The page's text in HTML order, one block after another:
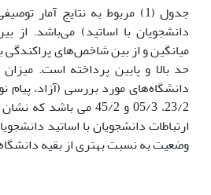
جدول (1) مربوط به نتایج آمار
دانشجویان با اساتید) می‌باشد.
میانگین و از بین شاخص‌‌های پراکندگی
حد بالا و پایین پرداخته است.
دانشگاه‌های مورد بررسی (آزاد، پیام
23/2، 05/3 و 45/2 می
ارتباطات دانشجویان با اساتید
وضعیت به نسبت بهتری از بقیه